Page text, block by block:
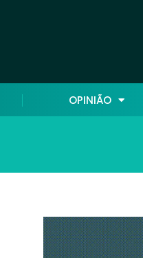
OPINIÃO